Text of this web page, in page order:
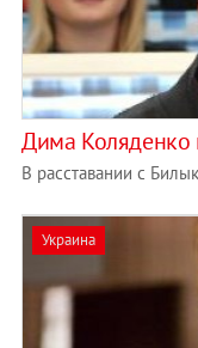
Дима Коляденко
В расставании с Билык
Украина